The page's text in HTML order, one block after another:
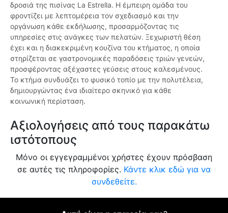
δροσιά της πισίνας La Estrella. Η έμπειρη ομάδα του
φροντίζει με λεπτομέρεια τον σχεδιασμό και την
οργάνωση κάθε εκδήλωσης, προσαρμόζοντας τις
υπηρεσίες στις ανάγκες των πελατών. Ξεχωριστή θέση
έχει και η διακεκριμένη κουζίνα του κτήματος, η οποία
στηρίζεται σε γαστρονομικές παραδόσεις τριών γενεών,
προσφέροντας αξέχαστες γεύσεις στους καλεσμένους.
Το κτήμα συνδυάζει το φυσικό τοπίο με την πολυτέλεια,
δημιουργώντας ένα ιδιαίτερο σκηνικό για κάθε
κοινωνική περίσταση.
Αξιολογήσεις από τους παρακάτω
ιστότοπους
Μόνο οι εγγεγραμμένοι χρήστες έχουν πρόσβαση
σε αυτές τις πληροφορίες. Κάντε κλικ εδώ για να
συνδεθείτε.